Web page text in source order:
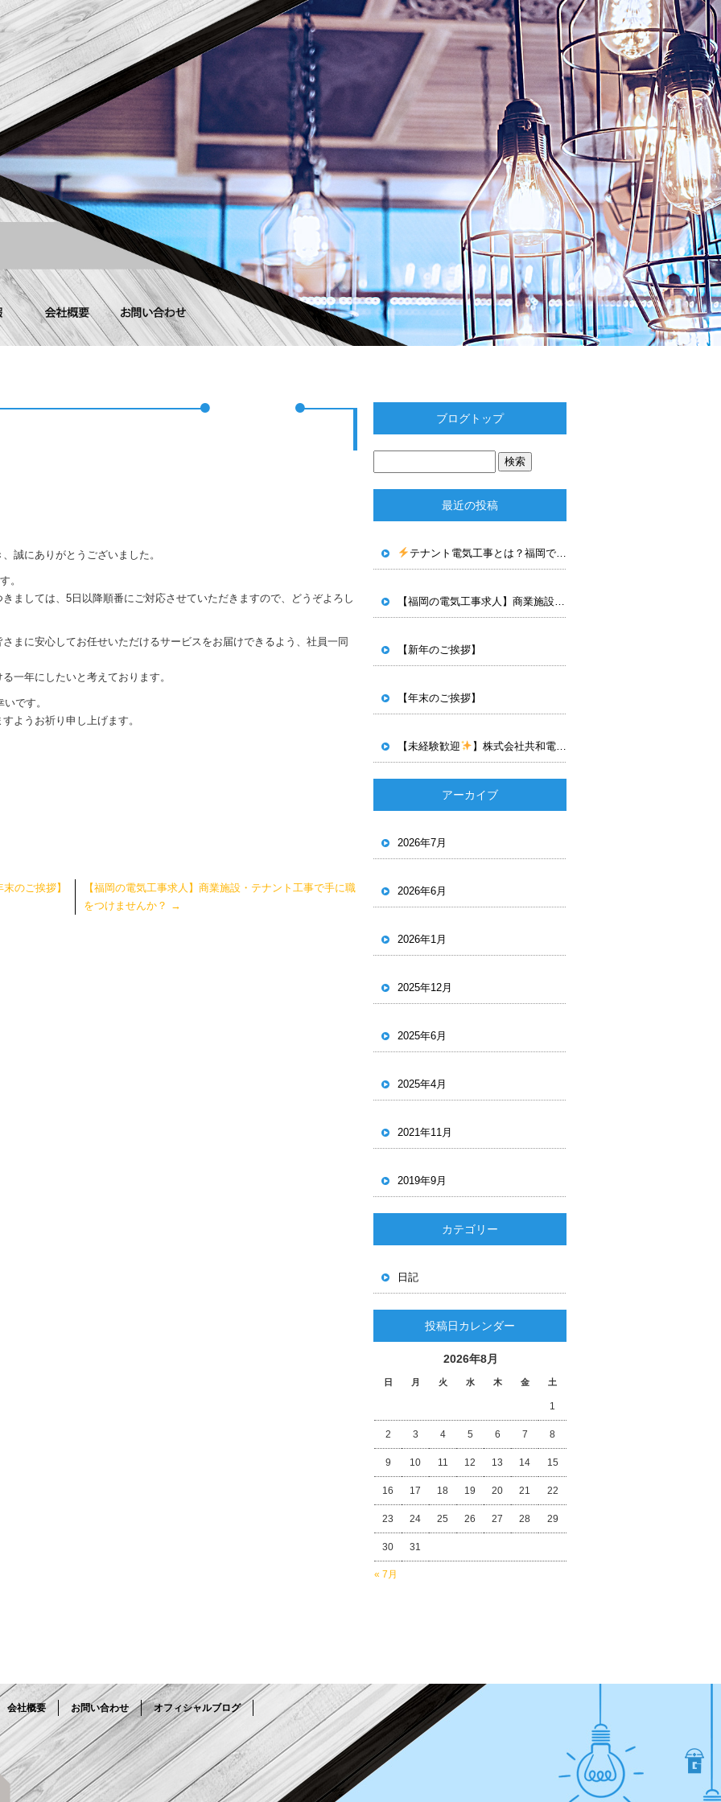
誠にありがとうございました。
。
ましては、5日以降順番にご対応させていただきますので、どうぞよろし
まに安心してお任せいただけるサービスをお届けできるよう、社員一同
一年にしたいと考えております。
です。
ようお祈り申し上げます。
のご挨拶】
【福岡の電気工事求人】商業施設・テナント工事で手に職
をつけませんか？ →
ブログトップ
最近の投稿
テナント電気工事とは？福岡で電気工事士として働く魅力を解説！
【福岡の電気工事求人】商業施設・テナント工事で手に職をつけませんか？
【新年のご挨拶】
【年末のご挨拶】
【未経験歓迎 】株式会社共和電設で電気工事スタッフ募集中！若手が活躍する明るい職場で一緒に働きませんか？
アーカイブ
2026年7月
2026年6月
2026年1月
2025年12月
2025年6月
2025年4月
2021年11月
2019年9月
カテゴリー
日記
投稿日カレンダー
2026年8月
日 月 火 水 木 金 土
« 7月
1
2 3 4 5 6 7 8
9 10 11 12 13 14 15
16 17 18 19 20 21 22
23 24 25 26 27 28 29
30 31
会社概要 お問い合わせ オフィシャルブログ